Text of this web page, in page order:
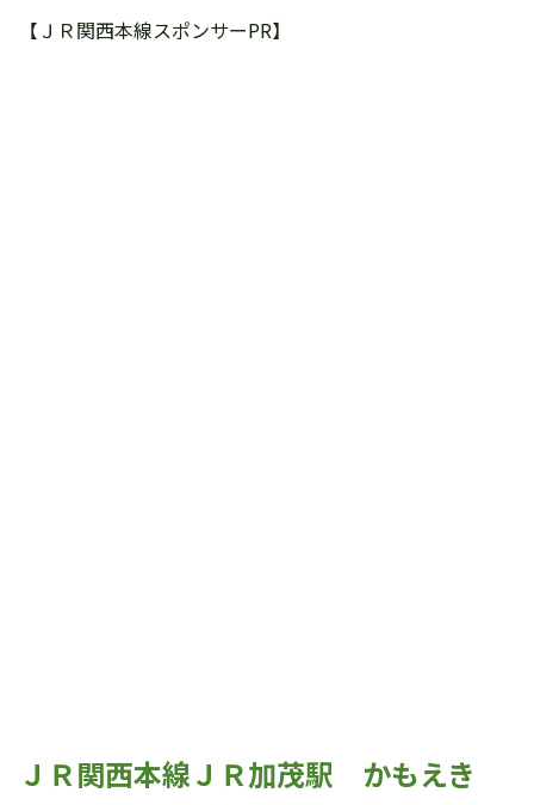
【ＪＲ関西本線スポンサーPR】
ＪＲ関西本線ＪＲ加茂駅 かもえき